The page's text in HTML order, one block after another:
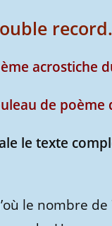
record.
acrostiche
de poème
le texte
le nombre